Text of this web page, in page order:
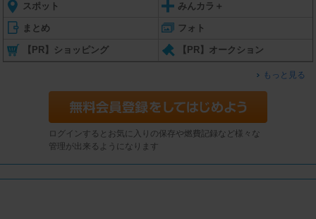
スポット みんカラ＋
まとめ フォト
【PR】ショッピング 【PR】オークション
もっと見る
ログインするとお気に入りの保存や燃費記録など様々な
管理が出来るようになります